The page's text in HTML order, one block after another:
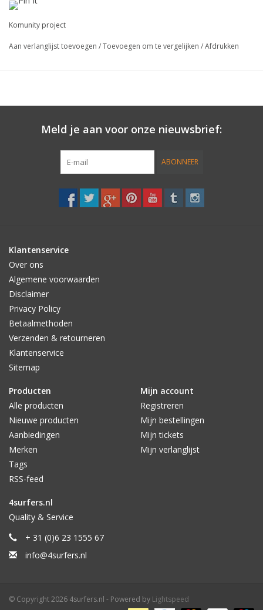
• 600D Polyester reinforced nose cone
• Heavy duty corrosion resistant plastic zipper
• Padded shoulder strap
Komunity project
Aan verlanglijst toevoegen /Toevoegen om te vergelijken /Afdrukken
Meld je aan voor onze nieuwsbrief:
ABONNEER
Klantenservice
Over ons
Algemene voorwaarden
Disclaimer
Privacy Policy
Betaalmethoden
Verzenden & retourneren
Klantenservice
Sitemap
Producten
Alle producten
Nieuwe producten
Aanbiedingen
Merken
Tags
RSS-feed
Mijn account
Registreren
Mijn bestellingen
Mijn tickets
Mijn verlanglijst
4surfers.nl
Quality & Service
+ 31 (0)6 23 1555 67
info@4surfers.nl
© Copyright 2026 4surfers.nl - Powered by Lightspeed